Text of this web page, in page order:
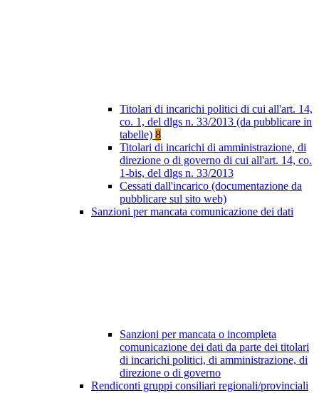
Titolari di incarichi politici di cui all'art. 14,
co. 1, del dlgs n. 33/2013 (da pubblicare in
tabelle) 8
Titolari di incarichi di amministrazione, di
direzione o di governo di cui all'art. 14, co.
1-bis, del dlgs n. 33/2013
Cessati dall'incarico (documentazione da
pubblicare sul sito web)
Sanzioni per mancata comunicazione dei dati
Sanzioni per mancata o incompleta
comunicazione dei dati da parte dei titolari
di incarichi politici, di amministrazione, di
direzione o di governo
Rendiconti gruppi consiliari regionali/provinciali